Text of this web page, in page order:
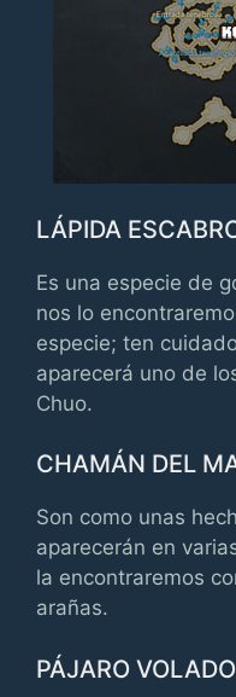
LÁPIDA
Es una especie de
nos lo
especie; ten
aparecerá uno de
Chuo.
CHAMÁN DEL
Son como unas
aparecerán en
la encontraremos
arañas.
PÁJARO